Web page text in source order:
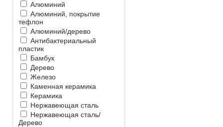
Алюминий
Алюминий, покрытие
тефлон
Алюминий/дерево
Антибактериальный
пластик
Бамбук
Дерево
Железо
Каменная керамика
Керамика
Нержавеющая сталь
Нержавеющая сталь/
Дерево